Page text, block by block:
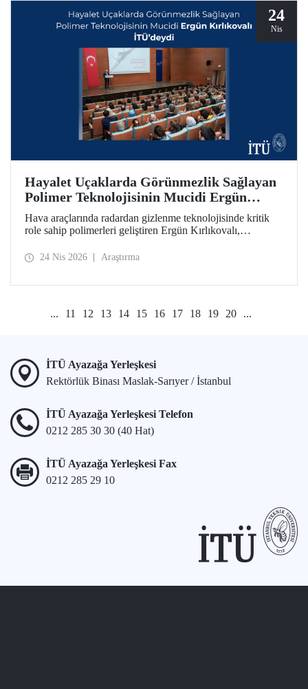
24
Nis
Hayalet Uçaklarda Görünmezlik Sağlayan
Polimer Teknolojisinin Mucidi Ergün
Kırlıkovalı, İTÜ’deydi
Hava araçlarında radardan gizlenme teknolojisinde kritik
role sahip polimerleri geliştiren Ergün Kırlıkovalı,
İTÜ’lülerle bir araya geldi.
24 Nis 2026 Araştırma
... 11 12 13 14 15 16 17 18 19 20 ...
İTÜ Ayazağa Yerleşkesi
Rektörlük Binası Maslak-Sarıyer / İstanbul
İTÜ Ayazağa Yerleşkesi Telefon
0212 285 30 30 (40 Hat)
İTÜ Ayazağa Yerleşkesi Fax
0212 285 29 10